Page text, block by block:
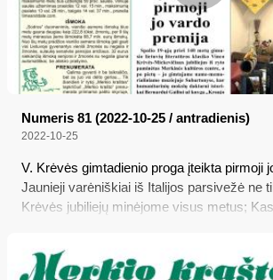
Numeris 81 (2022-10-25 / antradienis)
2022-10-25
V. Krėvės gimtadienio proga įteikta pirmoji
Jaunieji varėniškiai iš Italijos parsivežė ne
Krėvės jubiliejų minėjome visus metus;